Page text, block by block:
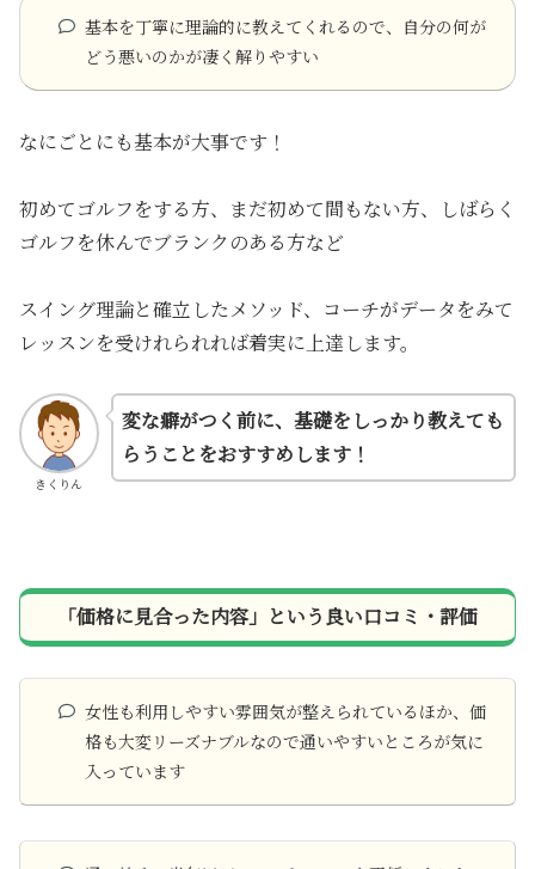
基本を丁寧に理論的に教えてくれるので、自分の何が
どう悪いのかが凄く解りやすい
なにごとにも基本が大事です！
初めてゴルフをする方、まだ初めて間もない方、しばらく
ゴルフを休んでブランクのある方など
スイング理論と確立したメソッド、コーチがデータをみて
レッスンを受けれられれば着実に上達します。
きくりん
変な癖がつく前に、基礎をしっかり教えても
らうことをおすすめします！
「価格に見合った内容」という良い口コミ・評価
女性も利用しやすい雰囲気が整えられているほか、価
格も大変リーズナブルなので通いやすいところが気に
入っています